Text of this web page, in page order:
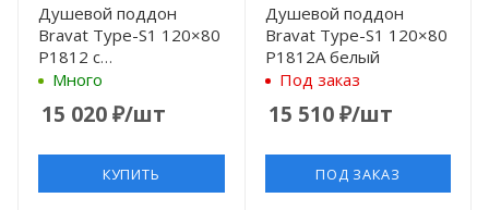
Душевой поддон
Bravat Type-S1 120×80
P1812 с
антискользящим
Много
15 020₽/шт
КУПИТЬ
Душевой поддон
Bravat Type-S1 120×80
P1812A белый
Под заказ
15 510₽/шт
ПОД ЗАКАЗ